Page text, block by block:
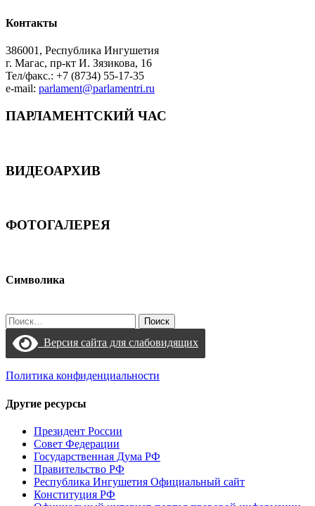
Контакты
386001, Республика Ингушетия
г. Магас, пр-кт И. Зязикова, 16
Тел/факс.: +7 (8734) 55-17-35
e-mail: parlament@parlamentri.ru
ПАРЛАМЕНТСКИЙ ЧАС
ВИДЕОАРХИВ
ФОТОГАЛЕРЕЯ
Символика
Найти:
Версия сайта для слабовидящих
Политика конфиденциальности
Другие ресурсы
Президент России
Совет Федерации
Государственная Дума РФ
Правительство РФ
Республика Ингушетия Официальный сайт
Конституция РФ